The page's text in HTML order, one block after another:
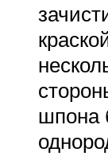
шпона